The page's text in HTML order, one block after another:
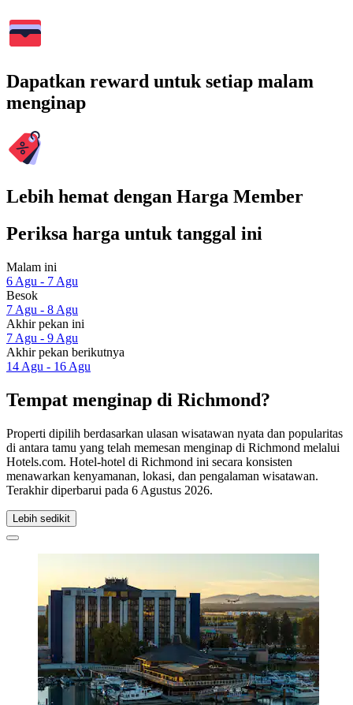
Dapatkan reward untuk setiap malam
menginap
Lebih hemat dengan Harga Member
Periksa harga untuk tanggal ini
Malam ini
6 Agu - 7 Agu
Besok
7 Agu - 8 Agu
Akhir pekan ini
7 Agu - 9 Agu
Akhir pekan berikutnya
14 Agu - 16 Agu
Tempat menginap di Richmond?
Properti dipilih berdasarkan ulasan wisatawan nyata dan popularitas
di antara tamu yang telah memesan menginap di Richmond melalui
Hotels.com. Hotel-hotel di Richmond ini secara konsisten
menawarkan kenyamanan, lokasi, dan pengalaman wisatawan.
Terakhir diperbarui pada 6 Agustus 2026.
Lebih sedikit